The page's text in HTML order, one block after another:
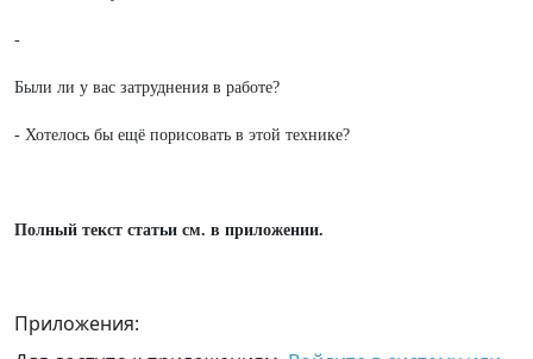
-
Были ли у вас затруднения в работе?
- Хотелось бы ещё порисовать в этой технике?
Полный текст статьи см. в приложении.
Приложения: